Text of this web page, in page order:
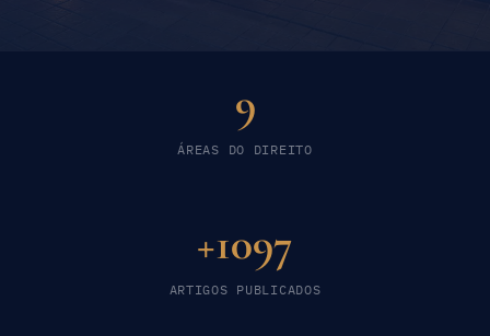
9
ÁREAS DO DIREITO
+1097
ARTIGOS PUBLICADOS